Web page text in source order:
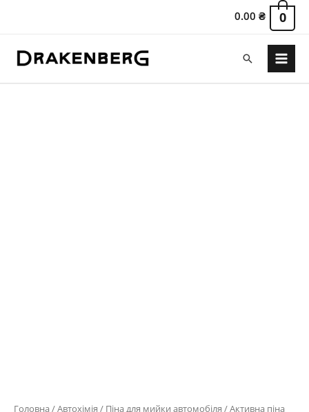
0.00₴ 0
Пошук
Main
Головна/Автохімія / Піна для мийки автомобіля / Активна піна